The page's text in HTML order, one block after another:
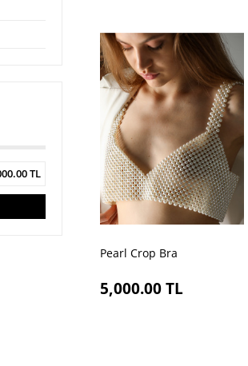
TL
Pearl Crop Bra
5,000.00TL